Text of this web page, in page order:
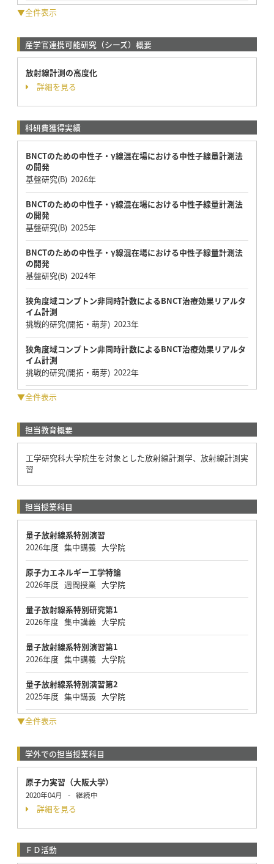
▼全件表示
産学官連携可能研究（シーズ）概要
放射線計測の高度化
詳細を見る
科研費獲得実績
BNCTのための中性子・γ線混在場における中性子線量計測法
の開発
基盤研究(B) 2026年
BNCTのための中性子・γ線混在場における中性子線量計測法
の開発
基盤研究(B) 2025年
BNCTのための中性子・γ線混在場における中性子線量計測法
の開発
基盤研究(B) 2024年
狭角度域コンプトン非同時計数によるBNCT治療効果リアルタ
イム計測
挑戦的研究(開拓・萌芽) 2023年
狭角度域コンプトン非同時計数によるBNCT治療効果リアルタ
イム計測
挑戦的研究(開拓・萌芽) 2022年
▼全件表示
担当教育概要
工学研究科大学院生を対象とした放射線計測学、放射線計測実
習
担当授業科目
量子放射線系特別演習
2026年度 集中講義 大学院
原子力エネルギー工学特論
2026年度 週間授業 大学院
量子放射線系特別研究第1
2026年度 集中講義 大学院
量子放射線系特別演習第1
2026年度 集中講義 大学院
量子放射線系特別演習第2
2025年度 集中講義 大学院
▼全件表示
学外での担当授業科目
原子力実習（大阪大学）
2020年04月 - 継続中
詳細を見る
ＦＤ活動